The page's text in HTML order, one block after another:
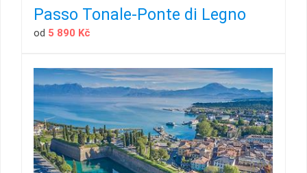
Passo Tonale-Ponte di Legno
od 5 890 Kč